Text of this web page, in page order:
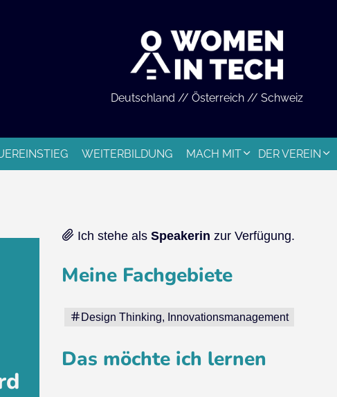
Deutschland // Österreich // Schweiz
WEITERBILDUNG MACH MIT DER VEREIN
Ich stehe als Speakerin zur Verfügung.
Meine Fachgebiete
Design Thinking, Innovationsmanagement
Das möchte ich lernen